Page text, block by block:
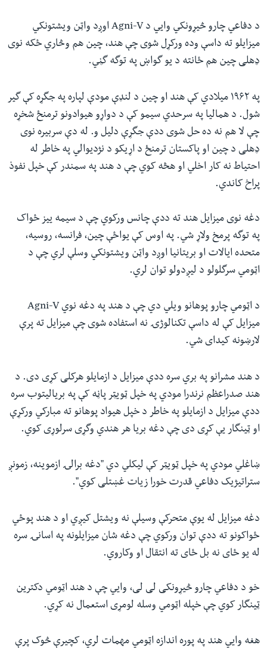
د دفاعي چارو څیړونکي وایي د Agni-Vاوږد واټن ویشتونکي
میزایلو ته داسې وده ورکړل شوی چې هند، چین هم وڅاري ځکه نوی
ډهلی چین هم ځانته د یو گواښ په توگه گڼي.
په ۱۹۶۲ میلادي کې هند او چین د لنډې مودې لپاره په جگړه کې گیر
شول. د همالیا په سرحدي سیمو کې د دواړو هیوادونو ترمنځ شخړه
چې لا هم نه ده حل شوی ددې جگړې دلیل و. له دې سربیره نوی
ډهلی د چین او پاکستان ترمنځ د اړیکو د نژدیوالي په خاطر له
احتیاط نه کار اخلي او هڅه کوي چې د هند په سمندر کې خپل نفوذ
پراخ کاندي.
دغه نوی میزایل هند ته ددې چانس ورکوي چې د سیمه ییز ځواک
په توگه پرمخ ولاړ شي. په اوس کې یواځې چین، فرانسه، روسیه،
متحده ایالات او بریتانیا اوږد واټن ویشتونکي وسلې لري چې د
اټومي سرگلولو د لیږدولو توان لري.
د اټومي چارو پوهانو ویلي دي چې د هند په دغه نويAgni-V
میزایل کې له داسې تکنالوژۍ نه استفاده شوی چې میزایل ته پرې
لارښونه کیدای شي.
د هند مشرانو په بري سره ددې میزایل د ازمایلو هرکلی کړی دی. د
هند صدراعظم نرندرا مودي په خپل ټویټر پاڼه کې په بریالیتوب سره
ددې میزایل د ازمایلو په خاطر د خپل هیواد پوهانو ته مبارکي ورکړې
او ټینگار یې کړی دی چې دغه بریا هر هندي وگړی سرلوړی کوي.
ښاغلي مودي په خپل ټویټر کې لیکلي دي "دغه برالۍ ازموینه، زمونږ
ستراتیژیک دفاعي قدرت خورا زیات غښتلی کوي".
دغه میزایل له یوې متحرکې وسیلې نه ویشتل کیږي او د هند پوځي
ځواکونو ته ددې توان ورکوي چې دغه شان میزایلونه په اسانۍ سره
له یو ځای نه بل ځای ته انتقال او وکاروي.
خو د دفاعي چارو څیړونکی لی لی، وایي چې د هند اټومي دکترین
ټینگار کوي چې خپله اټومي وسله لومړی استعمال نه کړي.
هغه وایي هند په پوره اندازه اټومي مهمات لري، کچیرې څوک پرې